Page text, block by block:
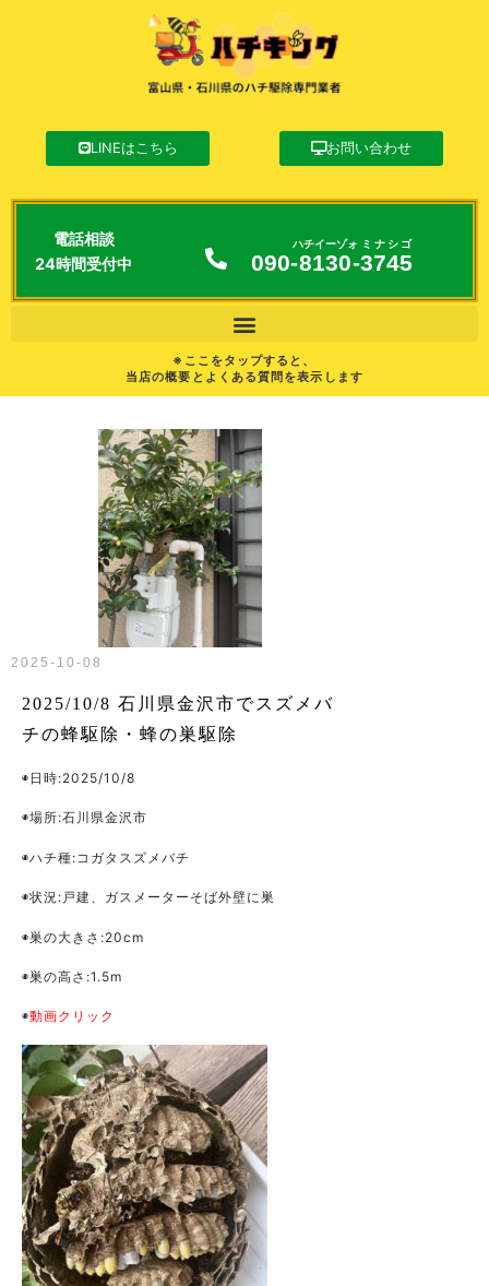
LINEはこちら お問い合わせ
電話相談
24時間受付中
090-8130
ハチイーゾォ
-3745
ミナシゴ
※ここをタップすると、
当店の概要とよくある質問を表示します
2025-10-08
2025/10/8 石川県金沢市でスズメバ
チの蜂駆除・蜂の巣駆除
◉日時:2025/10/8
◉場所:石川県金沢市
◉ハチ種:コガタスズメバチ
◉状況:戸建、ガスメーターそば外壁に巣
◉巣の大きさ:20cm
◉巣の高さ:1.5m
◉動画クリック